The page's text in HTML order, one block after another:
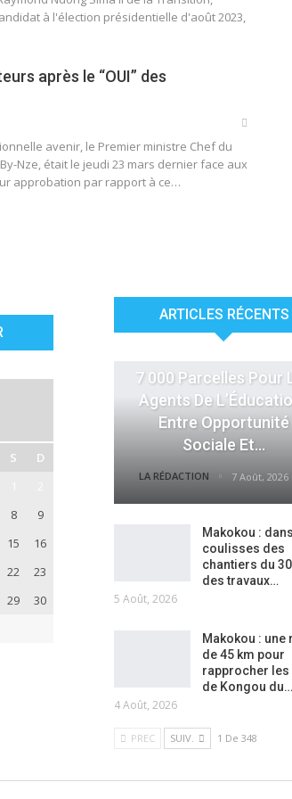
à l'élection présidentielle d'août 2023,
après le “OUI” des
avenir, le Premier ministre Chef du
Nze, était le jeudi 23 mars dernier face aux
approbation par rapport à ce…
S
D
8
9
15
16
22
23
29
30
ARTICLES RÉCENTS
ACTUALITÉS
7 000 Parcelles Pour
Agents De
Entre Opportunité
Sociale Et…
LA RÉDACTION 7 Août, 2026
Makokou :
coulisses des
chantiers du
des travaux…
5 Août, 2026
Makokou : une
de 45 km pour
rapprocher les
de Kongou du…
4 Août, 2026
PREC SUIV. 1 De 348